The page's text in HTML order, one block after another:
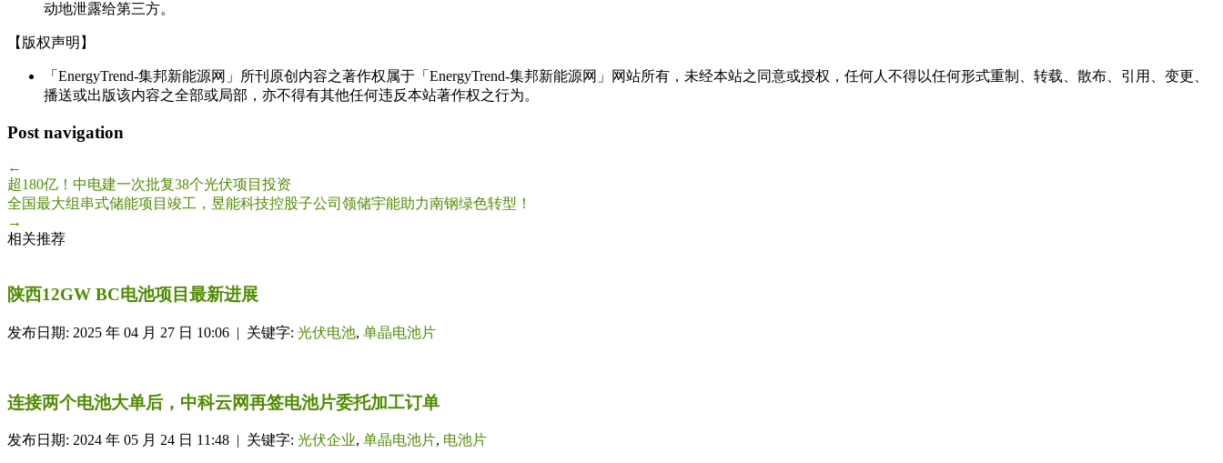
动地泄露给第三方。
【版权声明】
「EnergyTrend-集邦新能源网」所刊原创内容之著作权属于「EnergyTrend-集邦新能源网」网站所有，未经本站之同意或授权，任何人不得以任何形式重制、转载、散布、引用、变更、
播送或出版该内容之全部或局部，亦不得有其他任何违反本站著作权之行为。
Post navigation
←
超180亿！中电建一次批复38个光伏项目投资
全国最大组串式储能项目竣工，昱能科技控股子公司领储宇能助力南钢绿色转型！
→
相关推荐
陕西12GW BC电池项目最新进展
发布日期: 2025 年 04 月 27 日 10:06 | 关键字: 光伏电池, 单晶电池片
连接两个电池大单后，中科云网再签电池片委托加工订单
发布日期: 2024 年 05 月 24 日 11:48 | 关键字: 光伏企业, 单晶电池片, 电池片